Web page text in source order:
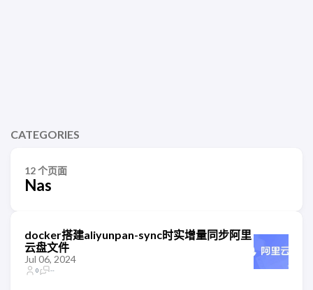
CATEGORIES
12 个页面
Nas
docker搭建aliyunpan-sync时实增量同步阿里
云盘文件
Jul 06, 2024
0 --